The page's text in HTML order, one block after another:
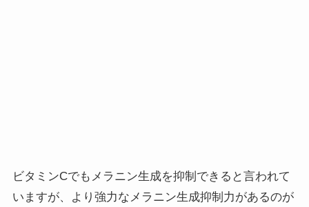
ビタミンCでもメラニン生成を抑制できると言われて
いますが、より強力なメラニン生成抑制力があるのが